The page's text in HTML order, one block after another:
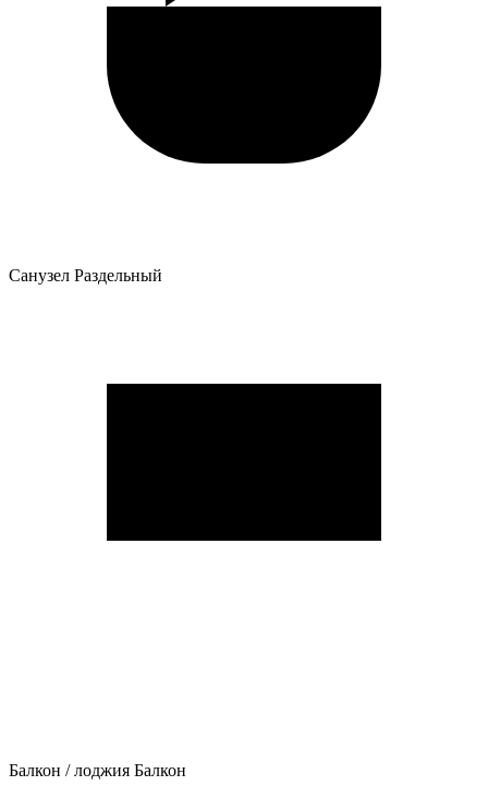
Санузел Раздельный
Балкон / лоджия Балкон